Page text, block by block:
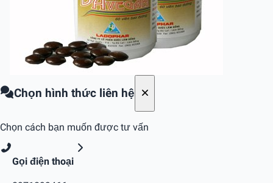
Chọn hình thức liên hệ
Chọn cách bạn muốn được tư vấn
Gọi điện thoại